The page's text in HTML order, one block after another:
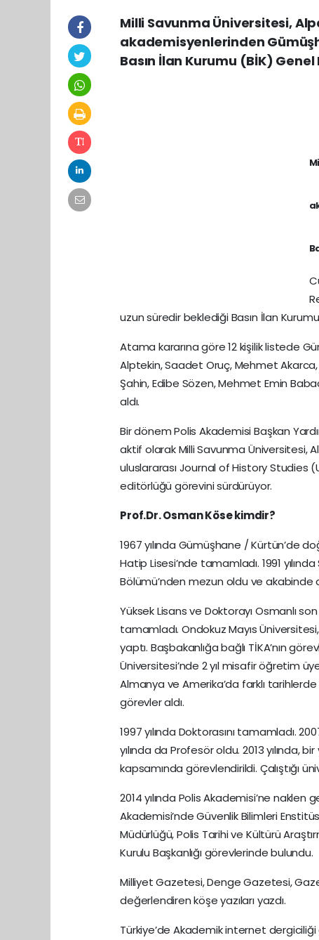
Milli Savunma Üniversitesi,
akademisyenlerinden
Basın İlan Kurumu (BİK)
uzun süredir beklediği Basın İlan
Atama kararına göre 12 kişilik listede
Alptekin, Saadet Oruç, Mehmet
Şahin, Edibe Sözen, Mehmet Emin
aldı.
Bir dönem Polis Akademisi Başkan
aktif olarak Milli Savunma Üniversitesi,
uluslararası Journal of History Studies
editörlüğü görevini sürdürüyor.
Prof.Dr. Osman Köse kimdir?
1967 yılında Gümüşhane / Kürtün’de
Hatip Lisesi’nde tamamladı. 1991
Bölümü’nden mezun oldu ve akabinde
Yüksek Lisans ve Doktorayı Osmanlı
tamamladı. Ondokuz Mayıs
yaptı. Başbakanlığa bağlı TİKA’nın
Üniversitesi’nde 2 yıl misafir öğretim
Almanya ve Amerika’da farklı
görevler aldı.
1997 yılında Doktorasını tamamladı.
yılında da Profesör oldu. 2013 yılında,
kapsamında görevlendirildi. Çalıştığı
2014 yılında Polis Akademisi’ne naklen
Akademisi’nde Güvenlik Bilimleri
Müdürlüğü, Polis Tarihi ve Kültürü
Kurulu Başkanlığı görevlerinde bulundu.
Milliyet Gazetesi, Denge Gazetesi,
değerlendiren köşe yazıları yazdı.
Türkiye’de Akademik internet dergiciliği